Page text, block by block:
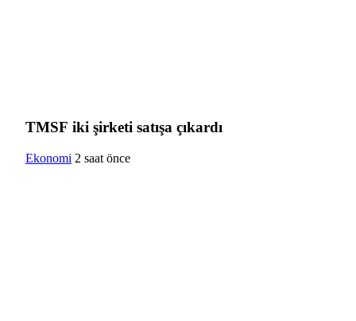
TMSF iki şirketi satışa çıkardı
Ekonomi 2 saat önce